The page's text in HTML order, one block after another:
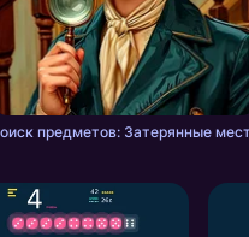
предметов: Затерянные